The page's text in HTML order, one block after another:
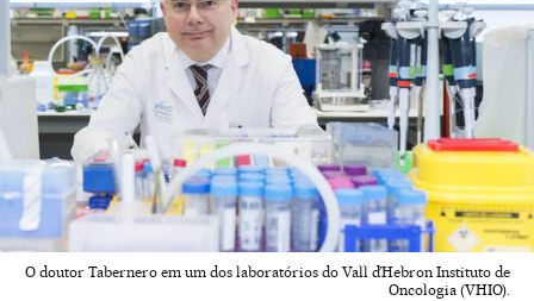
O doutor Tabernero em um dos laboratórios do Vall d’Hebron Instituto de
Oncologia (VHIO).